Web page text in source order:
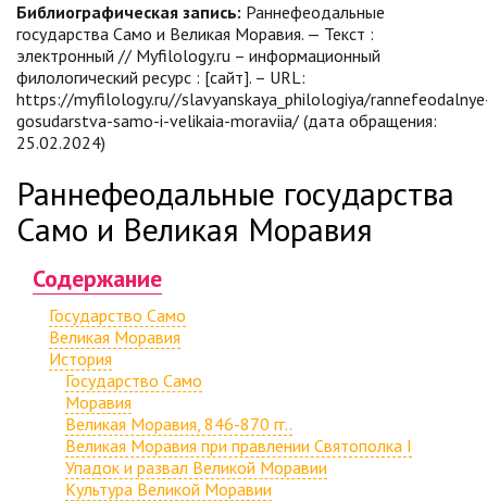
Библиографическая запись: Раннефеодальные
государства Само и Великая Моравия. — Текст :
электронный // Myfilology.ru – информационный
филологический ресурс : [сайт]. – URL:
https://myfilology.ru//slavyanskaya_philologiya/
gosudarstva-samo-i-velikaia-moraviia/ (дата обращения:
25.02.2024)
Раннефеодальные государства
Само и Великая Моравия
Содержание
Государство Само
Великая Моравия
История
Государство Само
Моравия
Великая Моравия, 846-870 гг..
Великая Моравия при правлении Святополка I
Упадок и развал Великой Моравии
Культура Великой Моравии